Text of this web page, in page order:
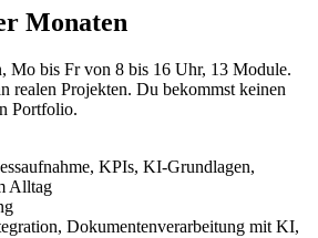
Monaten
Mo bis Fr von 8 bis 16 Uhr, 13 Module.
realen Projekten. Du bekommst keinen
Portfolio.
KPIs, KI-Grundlagen,
Alltag
Dokumentenverarbeitung mit KI,